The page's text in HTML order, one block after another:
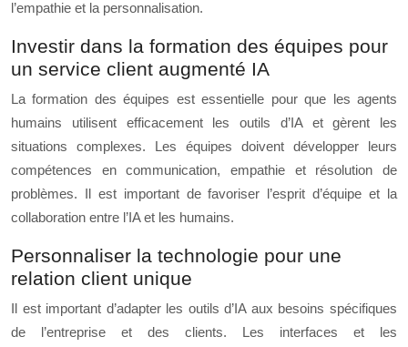
l’empathie et la personnalisation.
Investir dans la formation des équipes pour
un service client augmenté IA
La formation des équipes est essentielle pour que les agents
humains utilisent efficacement les outils d’IA et gèrent les
situations complexes. Les équipes doivent développer leurs
compétences en communication, empathie et résolution de
problèmes. Il est important de favoriser l’esprit d’équipe et la
collaboration entre l’IA et les humains.
Personnaliser la technologie pour une
relation client unique
Il est important d’adapter les outils d’IA aux besoins spécifiques
de l’entreprise et des clients. Les interfaces et les